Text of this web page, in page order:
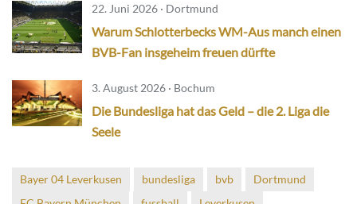
22. Juni 2026 · Dortmund
Warum Schlotterbecks WM-Aus manch einen
BVB-Fan insgeheim freuen dürfte
3. August 2026 · Bochum
Die Bundesliga hat das Geld – die 2. Liga die
Seele
Bayer 04 Leverkusen bundesliga bvb
Dortmund